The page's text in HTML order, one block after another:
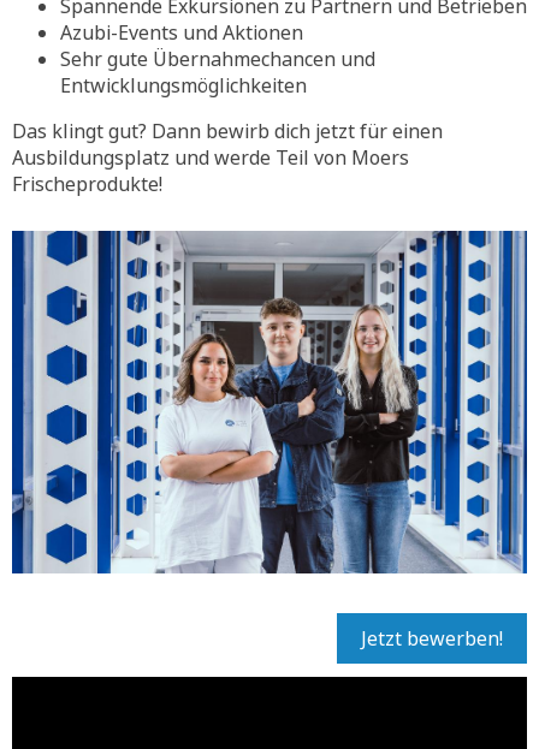
Spannende Exkursionen zu Partnern und Betrieben
Azubi-Events und Aktionen
Sehr gute Übernahmechancen und
Entwicklungsmöglichkeiten
Das klingt gut? Dann bewirb dich jetzt für einen
Ausbildungsplatz und werde Teil von Moers
Frischeprodukte!
Jetzt bewerben!